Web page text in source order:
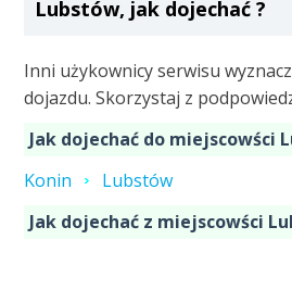
Lubstów, jak dojechać ?
Inni użykownicy serwisu
dojazdu. Skorzystaj z
Jak dojechać do miejscowści
Konin
Lubstów
Jak dojechać z miejscowści